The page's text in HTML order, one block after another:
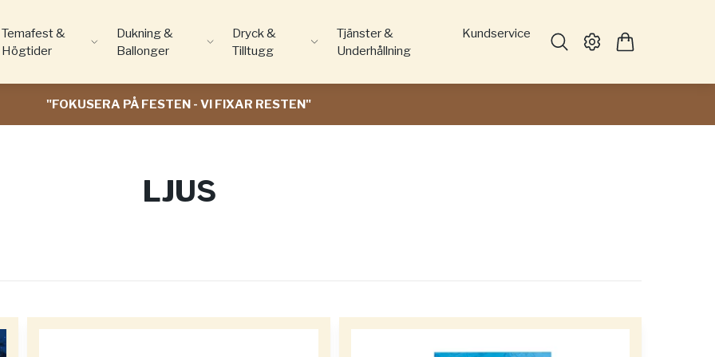
Temafest &
Högtider
Dukning &
Ballonger
Dryck &
Tilltugg
Tjänster &
Underhållning
Kundservice
"FOKUSERA PÅ FESTEN - VI FIXAR RESTEN"
LJUS